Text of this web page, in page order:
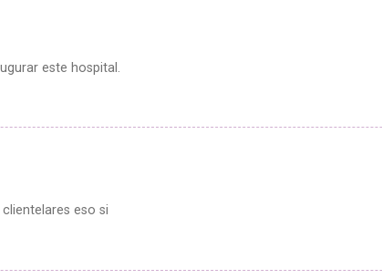
este hospital.
eso si